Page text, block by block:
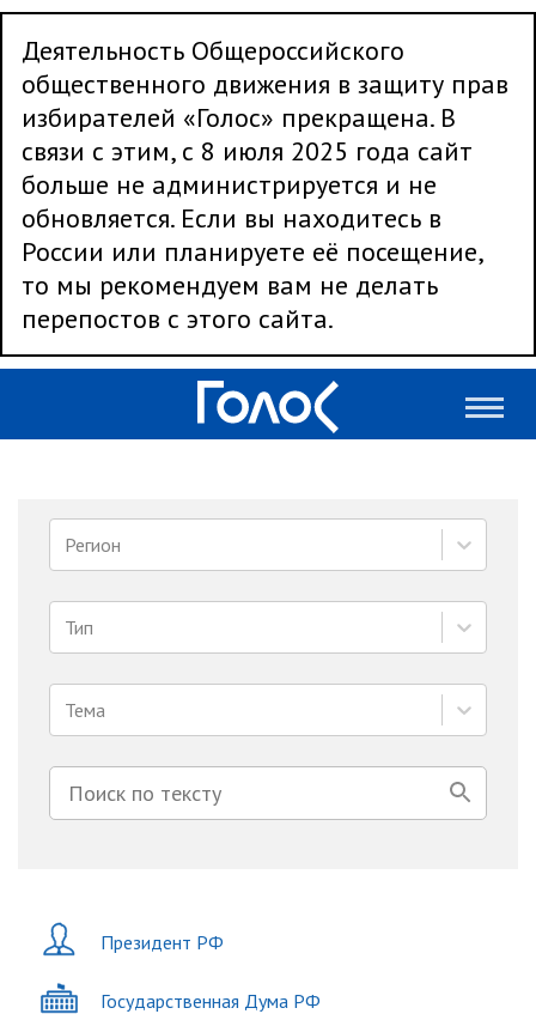
Деятельность Общероссийского
общественного движения в защиту прав
избирателей «Голос» прекращена. В
связи с этим, с 8 июля 2025 года сайт
больше не администрируется и не
обновляется. Если вы находитесь в
России или планируете её посещение,
то мы рекомендуем вам не делать
перепостов с этого сайта.
Регион
Тип
Тема
Президент РФ
Государственная Дума РФ